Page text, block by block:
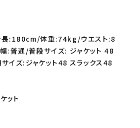
:180cm/体重:74kg/ウエスト:8
:普通/普段サイズ: ジャケット 48
イズ:ジャケット48 スラックス48
ット